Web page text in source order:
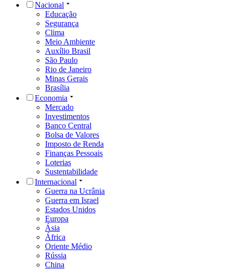
Nacional
Educação
Segurança
Clima
Meio Ambiente
Auxílio Brasil
São Paulo
Rio de Janeiro
Minas Gerais
Brasília
Economia
Mercado
Investimentos
Banco Central
Bolsa de Valores
Imposto de Renda
Finanças Pessoais
Loterias
Sustentabilidade
Internacional
Guerra na Ucrânia
Guerra em Israel
Estados Unidos
Europa
Ásia
África
Oriente Médio
Rússia
China